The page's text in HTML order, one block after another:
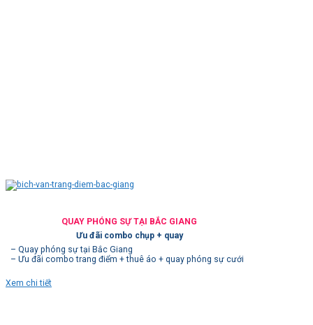
QUAY PHÓNG SỰ TẠI BẮC GIANG
Ưu đãi combo chụp + quay
– Quay phóng sự tại Bắc Giang
– Ưu đãi combo trang điểm + thuê áo + quay phóng sự cưới
Xem chi tiết